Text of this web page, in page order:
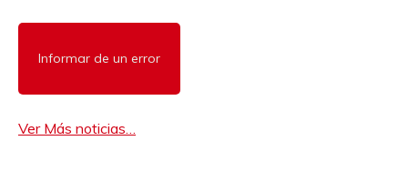
Informar de un error
Ver Más noticias…